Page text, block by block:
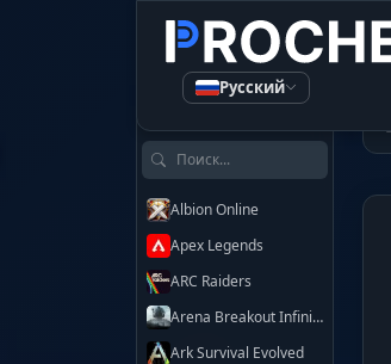
Русский
Поиск по играм
Albion Online
Apex Legends
ARC Raiders
Arena Breakout Infinite
Ark Survival Evolved